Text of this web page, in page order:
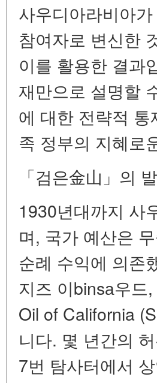
사우디아라비아
참여자로 변신한
이를 활용한 결과
재만으로 설명할
에 대한 전략적
족 정부의 지혜로
「검은金山」의
1930년대까지 사
며, 국가 예산은
순례 수익에 의존
지즈 이binsа우드
Oil of California
니다. 몇 년간의
7번 탐사터에서